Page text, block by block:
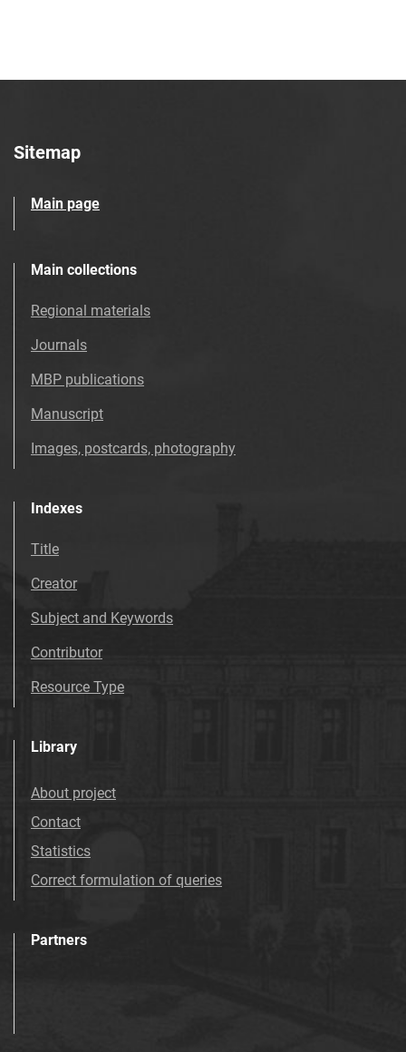
Sitemap
Main page
Main collections
Regional materials
Journals
MBP publications
Manuscript
Images, postcards, photography
Indexes
Title
Creator
Subject and Keywords
Contributor
Resource Type
Library
About project
Contact
Statistics
Correct formulation of queries
Partners